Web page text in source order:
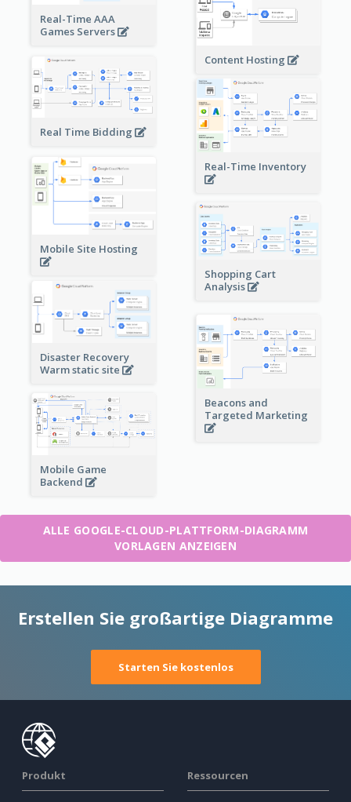
Real-Time AAA
Games Servers
Content Hosting
Real Time Bidding
Real-Time Inventory
Mobile Site Hosting
Shopping Cart
Analysis
Disaster Recovery
Warm static site
Beacons and
Targeted Marketing
Mobile Game
Backend
ALLE GOOGLE-CLOUD-PLATTFORM-DIAGRAMM
VORLAGEN ANZEIGEN
Erstellen Sie großartige Diagramme
Starten Sie kostenlos
Produkt Ressourcen